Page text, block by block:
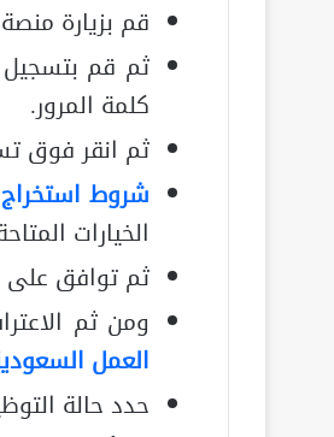
قم بزيارة
ثم قم بتسجيل
كلمة المرور.
ثم انقر فوق
شروط
الخيارات
ثم توافق
ومن ثم
العمل
حدد حالة